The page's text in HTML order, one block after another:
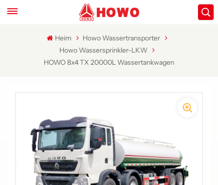
Heim
Howo Wassertransporter
Howo Wassersprinkler-LKW
HOWO 8x4 TX 20000L Wassertankwagen